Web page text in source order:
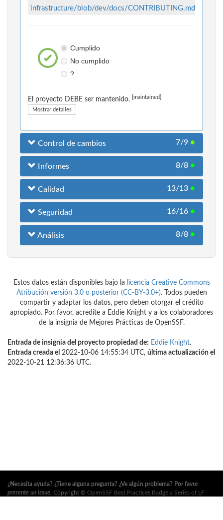
infrastructure/blob/dev/docs/CONTRIBUTING.md
Cumplido
No cumplido
?
El proyecto DEBE ser mantenido. [maintained]
Mostrar detalles
Control de cambios 7/9 ●
Informes 8/8 ●
Calidad 13/13 ●
Seguridad 16/16 ●
Análisis 8/8 ●
Estos datos están disponibles bajo la
licencia Creative Commons
Atribución versión 3.0 o posterior (CC-BY-3.0+). Todos pueden
compartir y adaptar los datos, pero deben otorgar el crédito
apropiado. Por favor, acredite a Eddie Knight y a los colaboradores
de la insignia de Mejores Prácticas de OpenSSF.
Entrada de insignia del proyecto propiedad de: Eddie Knight.
Entrada creada el 2022-10-06 14:55:34 UTC, última actualización el
2022-10-21 12:36:36 UTC.
¿Necesita ayuda? ¿Tiene alguna pregunta? ¿Ve algún problema? Por favor
presente un issue. Copyright © OpenSSF Best Practices Badge a Series of LF